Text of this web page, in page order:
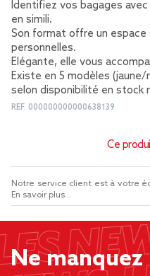
Identifiez vos bagages
en simili.
Son format offre un
personnelles.
Elégante, elle vous
Existe en 5 modèles
selon disponibilité en stock
REF. 000000000000638139
Ce
Notre service client est à votre
En savoir plus...
Ne manquez